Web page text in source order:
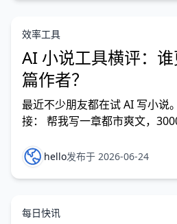
效率工具
AI 小说工具横评：
篇作者？
最近不少朋友都在试 AI 写小说
接： 帮我写一章都市爽文，
悬念，甚至还能把结尾写成“他
竟然是……” 问题是，小说创作
hello发布于 2026-06-24
每日快讯